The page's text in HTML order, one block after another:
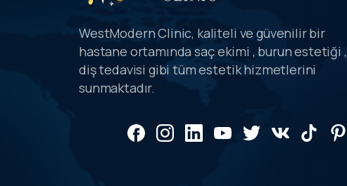
WestModern Clinic, kaliteli ve güvenilir bir
hastane ortamında saç ekimi , burun estetiği ,
diş tedavisi gibi tüm estetik hizmetlerini
sunmaktadır.